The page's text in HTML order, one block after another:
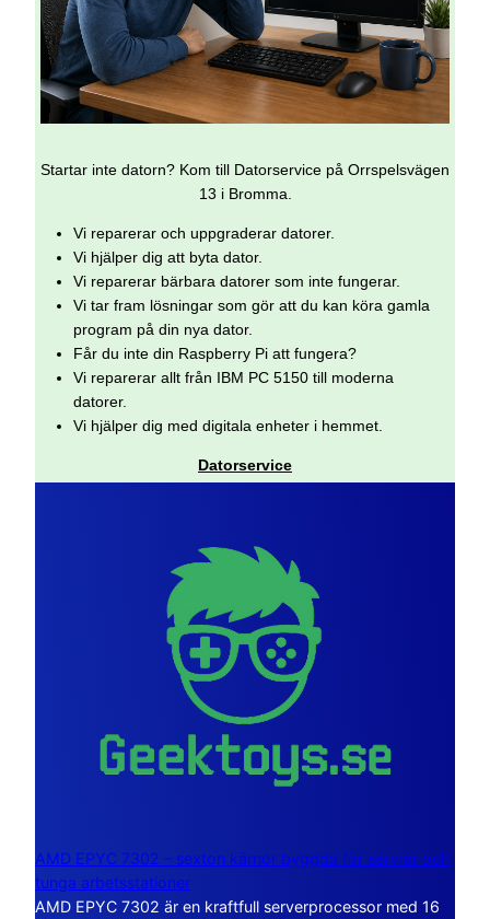
Startar inte datorn? Kom till Datorservice på Orrspelsvägen
13 i Bromma.
Vi reparerar och uppgraderar datorer.
Vi hjälper dig att byta dator.
Vi reparerar bärbara datorer som inte fungerar.
Vi tar fram lösningar som gör att du kan köra gamla
program på din nya dator.
Får du inte din Raspberry Pi att fungera?
Vi reparerar allt från IBM PC 5150 till moderna
datorer.
Vi hjälper dig med digitala enheter i hemmet.
Datorservice
AMD EPYC 7302 – sexton kärnor byggda för servrar och
tunga arbetsstationer
AMD EPYC 7302 är en kraftfull serverprocessor med 16